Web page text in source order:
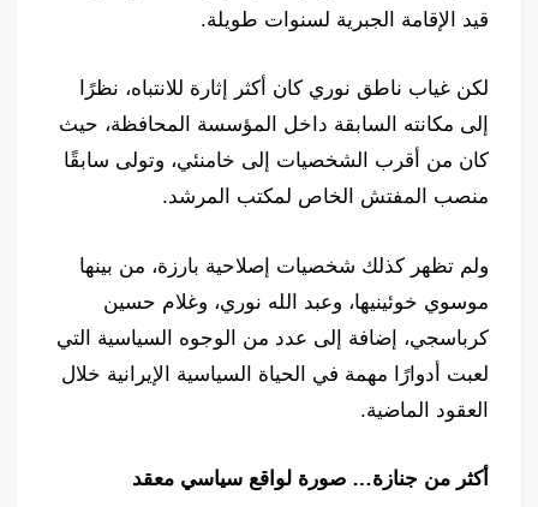
قيد الإقامة الجبرية لسنوات طويلة.
لكن غياب ناطق نوري كان أكثر إثارة للانتباه، نظرًا
إلى مكانته السابقة داخل المؤسسة المحافظة، حيث
كان من أقرب الشخصيات إلى خامنئي، وتولى سابقًا
منصب المفتش الخاص لمكتب المرشد.
ولم تظهر كذلك شخصيات إصلاحية بارزة، من بينها
موسوي خوئينيها، وعبد الله نوري، وغلام حسين
كرباسجي، إضافة إلى عدد من الوجوه السياسية التي
لعبت أدوارًا مهمة في الحياة السياسية الإيرانية خلال
العقود الماضية.
أكثر من جنازة… صورة لواقع سياسي معقد